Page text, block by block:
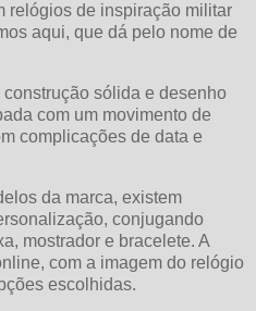
relógios de inspiração militar
aqui, que dá pelo nome de
sólida e desenho
com um movimento de
complicações de data e
da marca, existem
conjugando
mostrador e bracelete. A
com a imagem do relógio
escolhidas.